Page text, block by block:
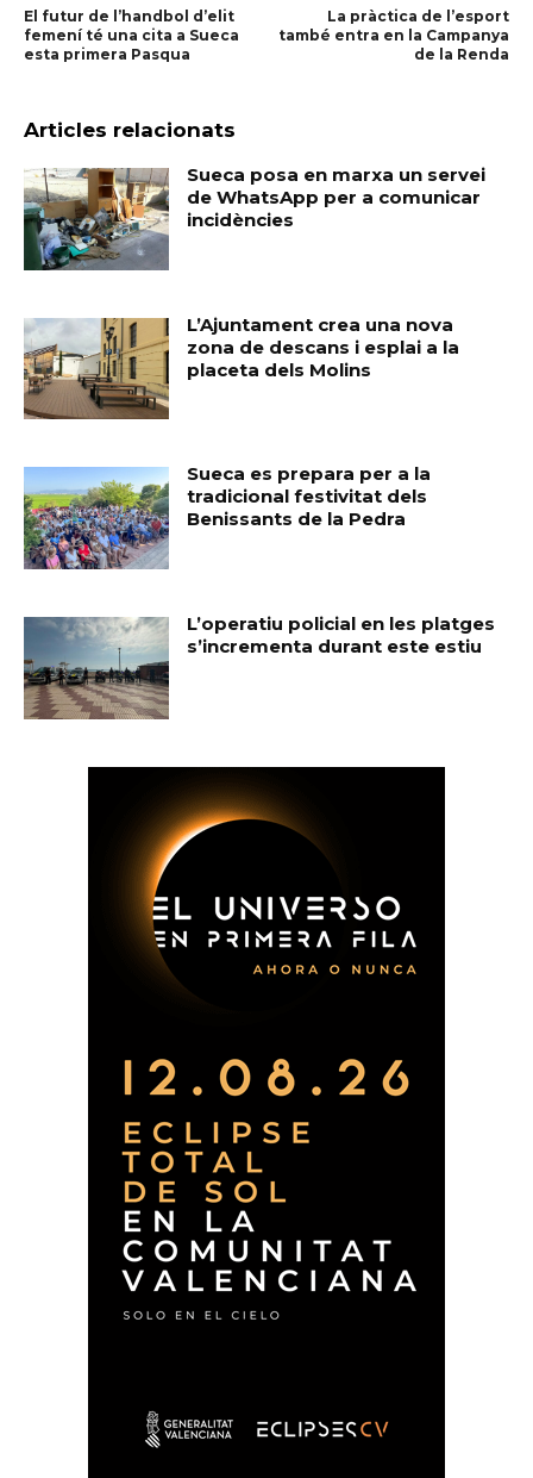
El futur de l’handbol d’elit
femení té una cita a Sueca
esta primera Pasqua
La pràctica de l’esport
també entra en la Campanya
de la Renda
Articles relacionats
Sueca posa en marxa un servei
de WhatsApp per a comunicar
incidències
L’Ajuntament crea una nova
zona de descans i esplai a la
placeta dels Molins
Sueca es prepara per a la
tradicional festivitat dels
Benissants de la Pedra
L’operatiu policial en les platges
s’incrementa durant este estiu